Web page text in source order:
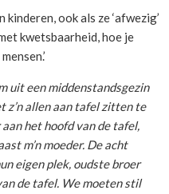
ook als ze ‘afwezig’
kwetsbaarheid, hoe je
uit een middenstandsgezin
z’n allen aan tafel zitten te
aan het hoofd van de tafel,
m’n moeder. De acht
eigen plek, oudste broer
de tafel. We moeten stil